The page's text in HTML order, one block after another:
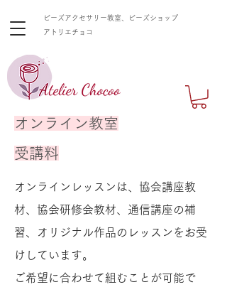
ビーズアクセサリー教室、ビーズショップ
​アトリエチョコ
オンライン教室
​受講料
オンラインレッスンは、協会講座教
材 、協会研修会教材、通信講座の補
習、
オリジナル作品のレッスンを お受
けしています。
ご希望に合わせて組むことが可能で